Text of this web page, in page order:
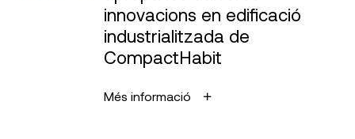
innovacions en edificació
industrialitzada de
CompactHabit
Més informació